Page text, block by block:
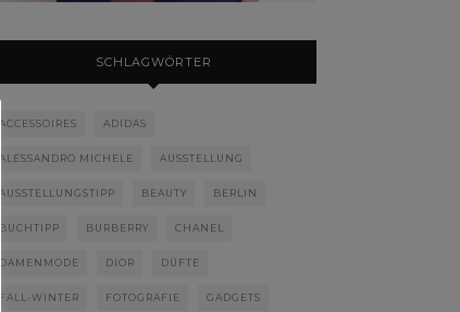
SCHLAGWÖRTER
ACCESSOIRES ADIDAS
ALESSANDRO MICHELE AUSSTELLUNG
AUSSTELLUNGSTIPP BEAUTY BERLIN
BUCHTIPP BURBERRY CHANEL
DAMENMODE DIOR DÜFTE
FALL-WINTER FOTOGRAFIE GADGETS